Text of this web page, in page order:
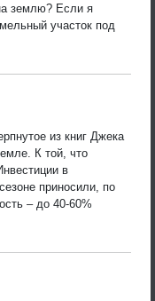
землю? Если я
участок под
из книг Джека
К той, что
в
приносили, по
– до 40-60%